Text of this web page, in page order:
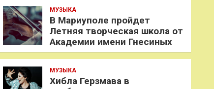
МУЗЫКА
В Мариуполе пройдет
Летняя творческая школа от
Академии имени Гнесиных
МУЗЫКА
Хибла Герзмава в